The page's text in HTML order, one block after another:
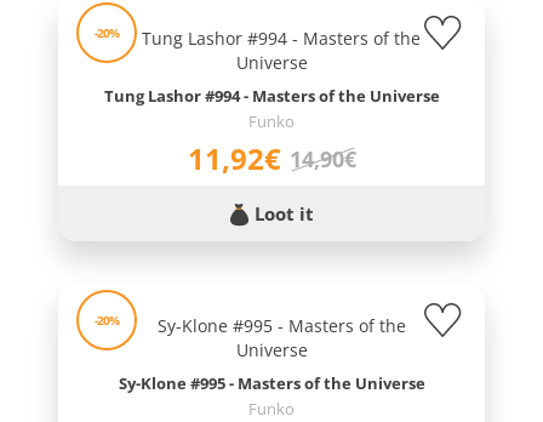
-20%
Tung Lashor #994 - Masters of the Universe
Funko
11,92€ 14,90€
Loot it
-20%
Sy-Klone #995 - Masters of the Universe
Funko